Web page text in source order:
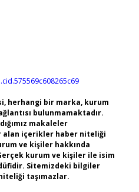
herhangi bir marka, kurum
bulunmamaktadır.
makaleler
alan içerikler haber niteliği
ve kişiler hakkında
kurum ve kişiler ile isim
Sitemizdeki bilgiler
taşımazlar.